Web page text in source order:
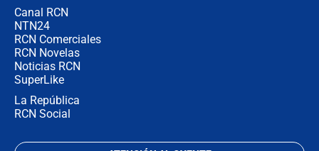
Canal RCN
NTN24
RCN Comerciales
RCN Novelas
Noticias RCN
SuperLike
La República
RCN Social